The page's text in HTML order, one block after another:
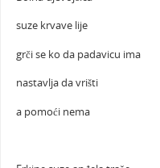
suze krvave lije
grči se ko da padavicu ima
nastavlja da vrišti
a pomoći nema